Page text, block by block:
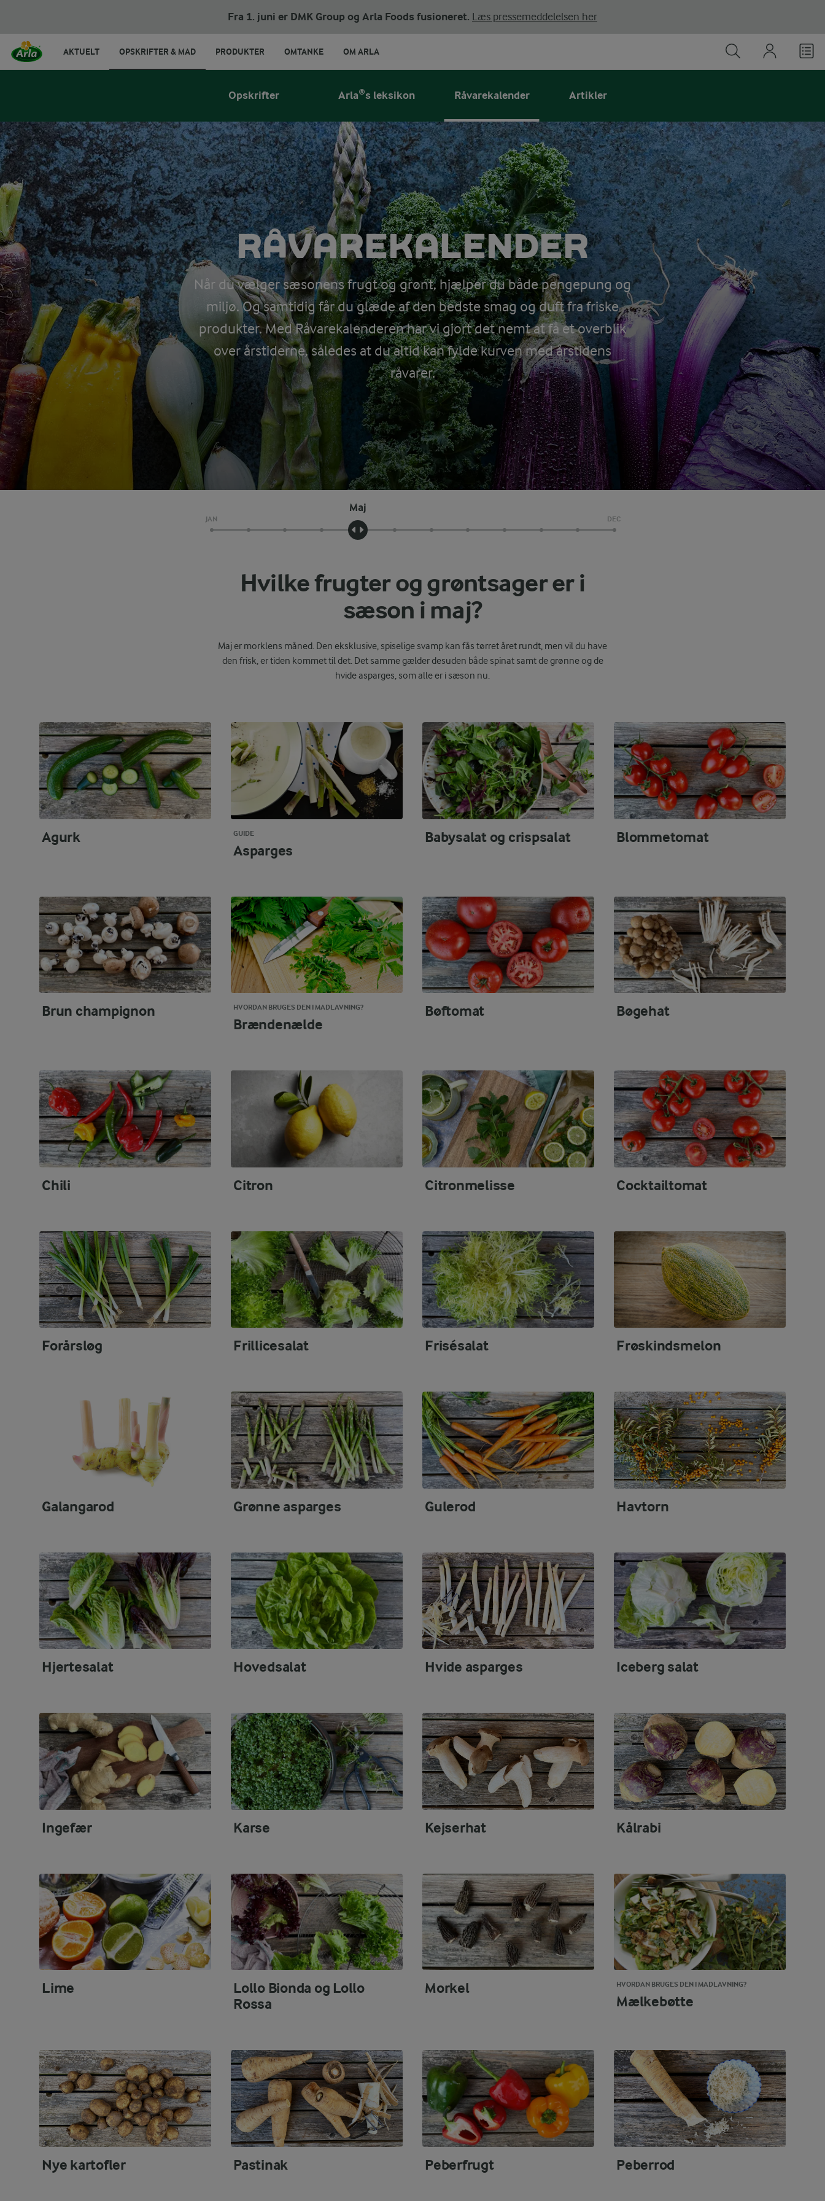
Fra 1. juni er DMK Group og Arla Foods fusioneret. Læs pressemeddelelsen her
AKTUELT OPSKRIFTER & MAD PRODUKTER OMTANKE OM ARLA
Opskrifter Arla®s leksikon Råvarekalender Artikler
RÅVAREKALENDER
Når du vælger sæsonens frugt og grønt, hjælper du både pengepung og
miljø. Og samtidig får du glæde af den bedste smag og duft fra friske
produkter. Med Råvarekalenderen har vi gjort det nemt at få et overblik
over årstiderne, således at du altid kan fylde kurven med årstidens
råvarer.
JAN DEC
Maj
Hvilke frugter og grøntsager er i
sæson i maj?
Maj er morklens måned. Den eksklusive, spiselige svamp kan fås tørret året rundt, men vil du have
den frisk, er tiden kommet til det. Det samme gælder desuden både spinat samt de grønne og de
hvide asparges, som alle er i sæson nu.
Agurk GUIDE
Asparges
Babysalat og crispsalat Blommetomat
Brun champignon HVORDAN BRUGES DEN I MADLAVNING?
Brændenælde
Bøftomat Bøgehat
Chili Citron Citronmelisse Cocktailtomat
Forårsløg Frillicesalat Frisésalat Frøskindsmelon
Galangarod Grønne asparges Gulerod Havtorn
Hjertesalat Hovedsalat Hvide asparges Iceberg salat
Ingefær Karse Kejserhat Kålrabi
Lime
Lollo Bionda og Lollo
Rossa
Morkel HVORDAN BRUGES DEN I MADLAVNING?
Mælkebøtte
Nye kartofler Pastinak Peberfrugt Peberrod